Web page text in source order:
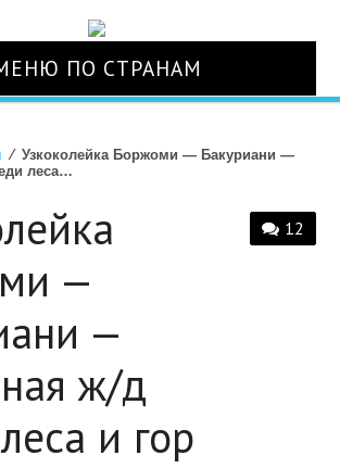
ПО СТРАНАМ
⁄ Узкоколейка Боржоми — Бакуриани —
леса…
12
—
—
ж/д
и гор